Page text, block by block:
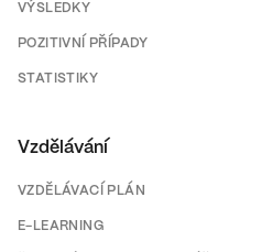
VÝSLEDKY
POZITIVNÍ PŘÍPADY
STATISTIKY
Vzdělávání
VZDĚLÁVACÍ PLÁN
E-LEARNING